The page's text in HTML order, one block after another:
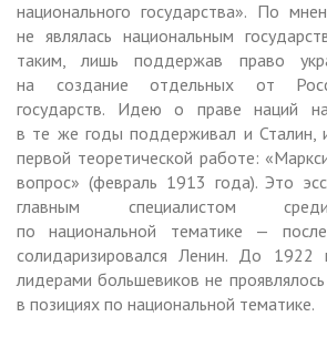
национального государства». По
не являлась национальным
таким, лишь поддержав право
на создание отдельных от
государств. Идею о праве наций
в те же годы поддерживал и Сталин,
первой теоретической работе:
вопрос» (февраль 1913 года). Это
главным специалистом
по национальной тематике —
солидаризировался Ленин. До
лидерами большевиков не
в позициях по национальной тематике.